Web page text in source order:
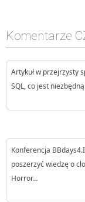
Komentarze
Artykuł w przejrzysty
SQL, co jest
Konferencja
poszerzyć wiedzę o
Horror…